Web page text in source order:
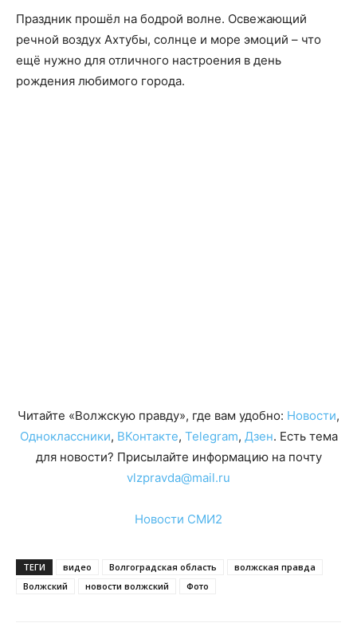
Праздник прошёл на бодрой волне. Освежающий
речной воздух Ахтубы, солнце и море эмоций – что
ещё нужно для отличного настроения в день
рождения любимого города.
Читайте «Волжскую правду», где вам удобно: Новости,
Одноклассники, ВКонтакте, Telegram, Дзен. Есть тема
для новости? Присылайте информацию на почту
vlzpravda@mail.ru
Новости СМИ2
ТЕГИ видео Волгоградская область
волжская правда
Волжский
новости волжский Фото